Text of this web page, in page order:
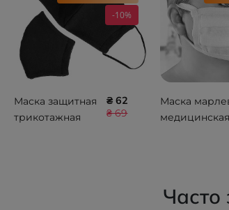
-10%
Маска защитная
трикотажная
₴ 62
₴ 69
Маска
медицинская
ММЗ90